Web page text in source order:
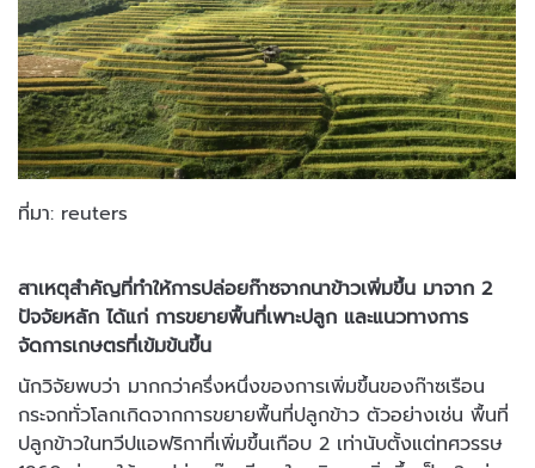
ที่มา: reuters
สาเหตุสำคัญที่ทำให้การปล่อยก๊าซจากนาข้าวเพิ่มขึ้น มาจาก 2
ปัจจัยหลัก ได้แก่ การขยายพื้นที่เพาะปลูก และแนวทางการ
จัดการเกษตรที่เข้มข้นขึ้น
นักวิจัยพบว่า มากกว่าครึ่งหนึ่งของการเพิ่มขึ้นของก๊าซเรือน
กระจกทั่วโลกเกิดจากการขยายพื้นที่ปลูกข้าว ตัวอย่างเช่น พื้นที่
ปลูกข้าวในทวีปแอฟริกาที่เพิ่มขึ้นเกือบ 2 เท่านับตั้งแต่ทศวรรษ